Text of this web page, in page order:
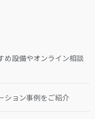
め設備やオンライン相談
ション事例をご紹介